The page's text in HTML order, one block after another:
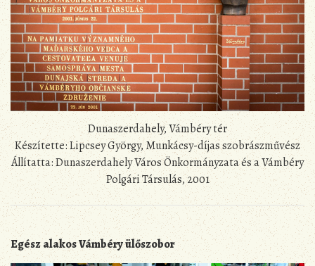
Dunaszerdahely, Vámbéry tér
Készítette: Lipcsey György, Munkácsy-díjas szobrászművész
Állítatta: Dunaszerdahely Város Önkormányzata és a Vámbéry
Polgári Társulás, 2001
Egész alakos Vámbéry ülőszobor